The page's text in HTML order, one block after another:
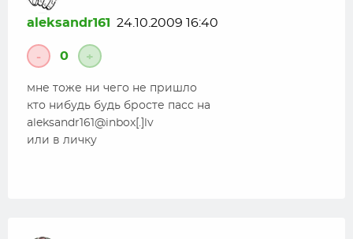
aleksandr161 24.10.2009 16:40
- 0 +
мне тоже ни чего не пришло
кто нибудь будь бросте пасс на
aleksandr161@inbox[.]lv
или в личку